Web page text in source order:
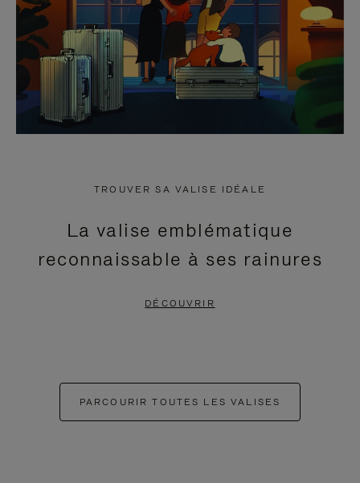
TROUVER SA VALISE IDÉALE
La valise emblématique
reconnaissable à ses rainures
DÉCOUVRIR
PARCOURIR TOUTES LES VALISES